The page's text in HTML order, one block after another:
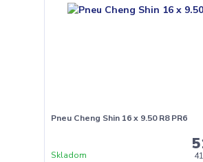
Pneu Cheng Shin 16 x 9.50 R8 PR6
Skladom